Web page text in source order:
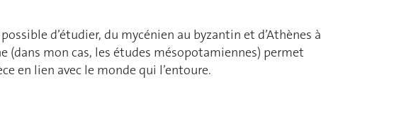
d’étudier, du mycénien au byzantin et d’Athènes à
(dans mon cas, les études mésopotamiennes) permet
en lien avec le monde qui l’entoure.